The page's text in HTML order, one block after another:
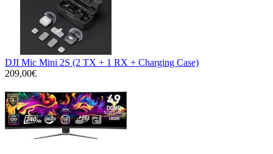
DJI Mic Mini 2S (2 TX + 1 RX + Charging Case)
209,00€